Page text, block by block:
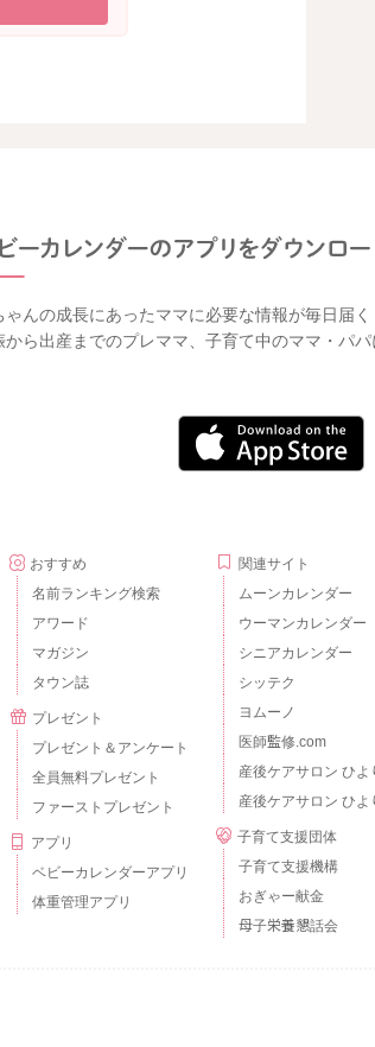
ゃんの成長にあったママに必要な情報が毎日届く
から出産までのプレママ、子育て中のママ・パ
おすすめ
名前ランキング検索
アワード
マガジン
タウン誌
プレゼント
プレゼント＆アンケート
全員無料プレゼント
ファーストプレゼント
アプリ
ベビーカレンダーアプリ
体重管理アプリ
関連サイト
ムーンカレンダー
ウーマンカレンダー
シニアカレンダー
シッテク
ヨムーノ
医師監修.com
産後ケアサロン ひよ
産後ケアサロン ひよ
子育て支援団体
子育て支援機構
おぎゃー献金
母子栄養懇話会